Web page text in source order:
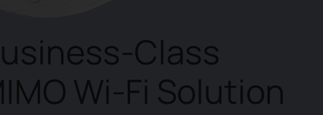
Class
Wi-Fi Solution